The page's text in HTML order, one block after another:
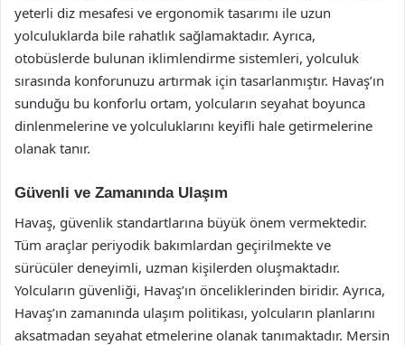
yeterli diz mesafesi ve ergonomik tasarımı ile uzun
yolculuklarda bile rahatlık sağlamaktadır. Ayrıca,
otobüslerde bulunan iklimlendirme sistemleri, yolculuk
sırasında konforunuzu artırmak için tasarlanmıştır. Havaş’ın
sunduğu bu konforlu ortam, yolcuların seyahat boyunca
dinlenmelerine ve yolculuklarını keyifli hale getirmelerine
olanak tanır.
Güvenli ve Zamanında Ulaşım
Havaş, güvenlik standartlarına büyük önem vermektedir.
Tüm araçlar periyodik bakımlardan geçirilmekte ve
sürücüler deneyimli, uzman kişilerden oluşmaktadır.
Yolcuların güvenliği, Havaş’ın önceliklerinden biridir. Ayrıca,
Havaş’ın zamanında ulaşım politikası, yolcuların planlarını
aksatmadan seyahat etmelerine olanak tanımaktadır. Mersin